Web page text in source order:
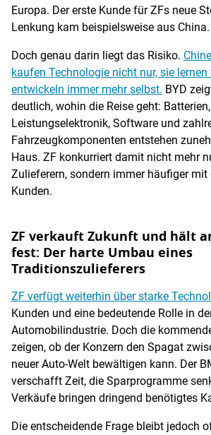
Europa. Der erste Kunde für ZFs neue
Lenkung kam beispielsweise aus China.
Doch genau darin liegt das Risiko.
kaufen Technologie nicht nur, sie
entwickeln immer mehr selbst. BYD
deutlich, wohin die Reise geht: Batterien,
Leistungselektronik, Software und
Fahrzeugkomponenten entstehen
Haus. ZF konkurriert damit nicht mehr
Zulieferern, sondern immer häufiger mit
Kunden.
ZF verkauft Zukunft und hält
fest: Der harte Umbau eines
Traditionszulieferers
ZF verfügt weiterhin über starke
Kunden und eine bedeutende Rolle in
Automobilindustrie. Doch die
zeigen, ob der Konzern den Spagat
neuer Auto-Welt bewältigen kann. Der
verschafft Zeit, die Sparprogramme
Verkäufe bringen dringend benötigtes
Die entscheidende Frage bleibt jedoch